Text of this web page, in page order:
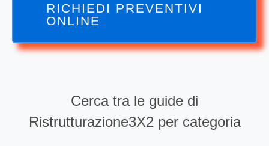
RICHIEDI PREVENTIVI
ONLINE
Cerca tra le guide di
Ristrutturazione3X2 per categoria